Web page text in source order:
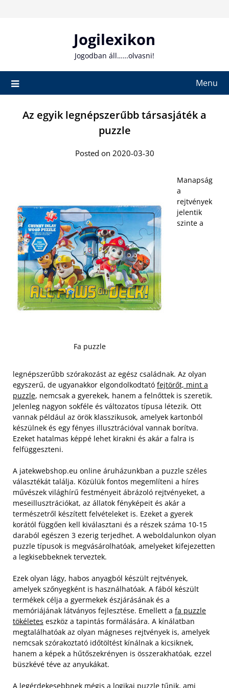
Jogilexikon
Jogodban áll……olvasni!
Menu
Az egyik legnépszerűbb társasjáték a
puzzle
Posted on 2020-03-30
Fa puzzle
Manapság
a
rejtvények
jelentik
szinte a
legnépszerűbb szórakozást az egész családnak. Az olyan
egyszerű, de ugyanakkor elgondolkodtató fejtörőt, mint a
puzzle, nemcsak a gyerekek, hanem a felnőttek is szeretik.
Jelenleg nagyon sokféle és változatos típusa létezik. Ott
vannak például az örök klasszikusok, amelyek kartonból
készülnek és egy fényes illusztrációval vannak borítva.
Ezeket hatalmas képpé lehet kirakni és akár a falra is
felfüggeszteni.
A jatekwebshop.eu online áruházunkban a puzzle széles
választékát találja. Közülük fontos megemlíteni a híres
művészek világhírű festményeit ábrázoló rejtvényeket, a
meseillusztrációkat, az állatok fényképeit és akár a
természetről készített felvételeket is. Ezeket a gyerek
korától függően kell kiválasztani és a részek száma 10-15
daraból egészen 3 ezerig terjedhet. A weboldalunkon olyan
puzzle típusok is megvásárolhatóak, amelyeket kifejezetten
a legkisebbeknek terveztek.
Ezek olyan lágy, habos anyagból készült rejtvények,
amelyek szőnyegként is használhatóak. A fából készült
termékek célja a gyermekek észjárásának és a
memóriájának látványos fejlesztése. Emellett a fa puzzle
tökéletes eszköz a tapintás formálására. A kínálatban
megtalálhatóak az olyan mágneses rejtvények is, amelyek
nemcsak szórakoztató időtöltést kínálnak a kicsiknek,
hanem a képek a hűtőszekrényen is összerakhatóak, ezzel
büszkévé téve az anyukákat.
A legérdekesebbnek mégis a logikai puzzle tűnik, ami